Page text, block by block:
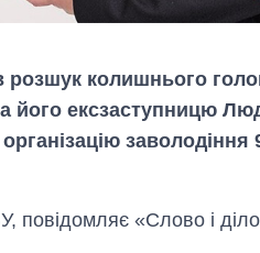
розшук колишнього
його ексзаступницю
заволодіння
повідомляє «Слово і